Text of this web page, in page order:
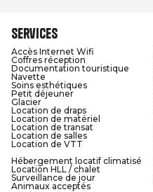
Services
Accès Internet Wifi
Coffres réception
Documentation touristique
Navette
Soins esthétiques
Petit déjeuner
Glacier
Location de draps
Location de matériel
Location de transat
Location de salles
Location de VTT
Hébergement locatif climatisé
Location HLL / chalet
Surveillance de jour
Animaux acceptés